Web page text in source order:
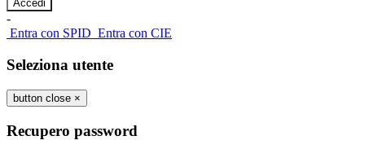
-
Entra con SPID Entra con CIE
Seleziona utente
button close ×
Recupero password